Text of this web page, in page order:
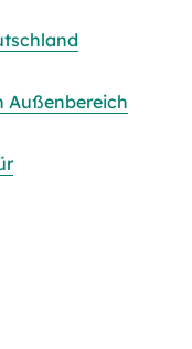
Außenbereich